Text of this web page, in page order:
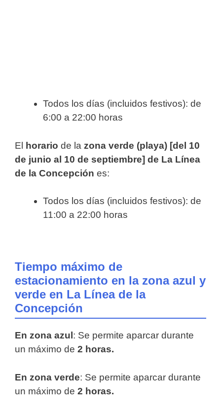
Todos los días (incluidos festivos): de
6:00 a 22:00 horas
El horario de la zona verde (playa) [del 10
de junio al 10 de septiembre] de La Línea
de la Concepción es:
Todos los días (incluidos festivos): de
11:00 a 22:00 horas
Tiempo máximo de
estacionamiento en la zona azul y
verde en La Línea de la
Concepción
En zona azul : Se permite aparcar durante
un máximo de 2 horas.
En zona verde: Se permite aparcar durante
un máximo de 2 horas.